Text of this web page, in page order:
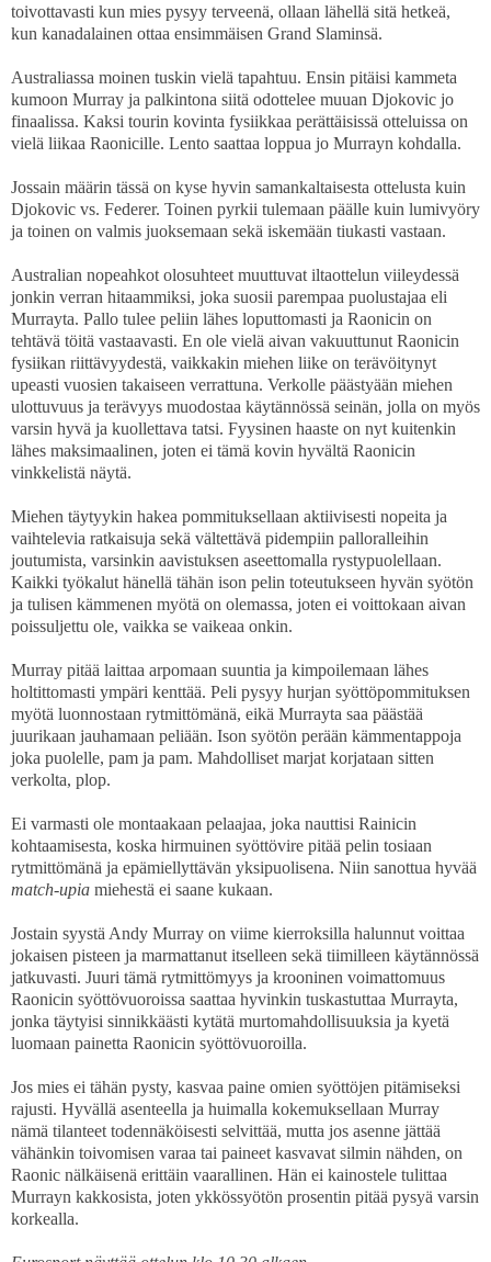
toivottavasti kun mies pysyy terveenä, ollaan lähellä sitä hetkeä,
kun kanadalainen ottaa ensimmäisen Grand Slaminsä.
Australiassa moinen tuskin vielä tapahtuu. Ensin pitäisi kammeta
kumoon Murray ja palkintona siitä odottelee muuan Djokovic jo
finaalissa. Kaksi tourin kovinta fysiikkaa perättäisissä otteluissa on
vielä liikaa Raonicille. Lento saattaa loppua jo Murrayn kohdalla.
Jossain määrin tässä on kyse hyvin samankaltaisesta ottelusta kuin
Djokovic vs. Federer. Toinen pyrkii tulemaan päälle kuin lumivyöry
ja toinen on valmis juoksemaan sekä iskemään tiukasti vastaan.
Australian nopeahkot olosuhteet muuttuvat iltaottelun viileydessä
jonkin verran hitaammiksi, joka suosii parempaa puolustajaa eli
Murrayta. Pallo tulee peliin lähes loputtomasti ja Raonicin on
tehtävä töitä vastaavasti. En ole vielä aivan vakuuttunut Raonicin
fysiikan riittävyydestä, vaikkakin miehen liike on terävöitynyt
upeasti vuosien takaiseen verrattuna. Verkolle päästyään miehen
ulottuvuus ja terävyys muodostaa käytännössä seinän, jolla on myös
varsin hyvä ja kuollettava tatsi. Fyysinen haaste on nyt kuitenkin
lähes maksimaalinen, joten ei tämä kovin hyvältä Raonicin
vinkkelistä näytä.
Miehen täytyykin hakea pommituksellaan aktiivisesti nopeita ja
vaihtelevia ratkaisuja sekä vältettävä pidempiin palloralleihin
joutumista, varsinkin aavistuksen aseettomalla rystypuolellaan.
Kaikki työkalut hänellä tähän ison pelin toteutukseen hyvän syötön
ja tulisen kämmenen myötä on olemassa, joten ei voittokaan aivan
poissuljettu ole, vaikka se vaikeaa onkin.
Murray pitää laittaa arpomaan suuntia ja kimpoilemaan lähes
holtittomasti ympäri kenttää. Peli pysyy hurjan syöttöpommituksen
myötä luonnostaan rytmittömänä, eikä Murrayta saa päästää
juurikaan jauhamaan peliään. Ison syötön perään kämmentappoja
joka puolelle, pam ja pam. Mahdolliset marjat korjataan sitten
verkolta, plop.
Ei varmasti ole montaakaan pelaajaa, joka nauttisi Rainicin
kohtaamisesta, koska hirmuinen syöttövire pitää pelin tosiaan
rytmittömänä ja epämiellyttävän yksipuolisena. Niin sanottua hyvää
match-upia miehestä ei saane kukaan.
Jostain syystä Andy Murray on viime kierroksilla halunnut voittaa
jokaisen pisteen ja marmattanut itselleen sekä tiimilleen käytännössä
jatkuvasti. Juuri tämä rytmittömyys ja krooninen voimattomuus
Raonicin syöttövuoroissa saattaa hyvinkin tuskastuttaa Murrayta,
jonka täytyisi sinnikkäästi kytätä murtomahdollisuuksia ja kyetä
luomaan painetta Raonicin syöttövuoroilla.
Jos mies ei tähän pysty, kasvaa paine omien syöttöjen pitämiseksi
rajusti. Hyvällä asenteella ja huimalla kokemuksellaan Murray
nämä tilanteet todennäköisesti selvittää, mutta jos asenne jättää
vähänkin toivomisen varaa tai paineet kasvavat silmin nähden, on
Raonic nälkäisenä erittäin vaarallinen. Hän ei kainostele tulittaa
Murrayn kakkosista, joten ykkössyötön prosentin pitää pysyä varsin
korkealla.